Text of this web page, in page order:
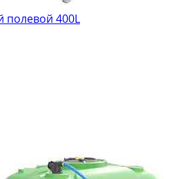
полевой 400L